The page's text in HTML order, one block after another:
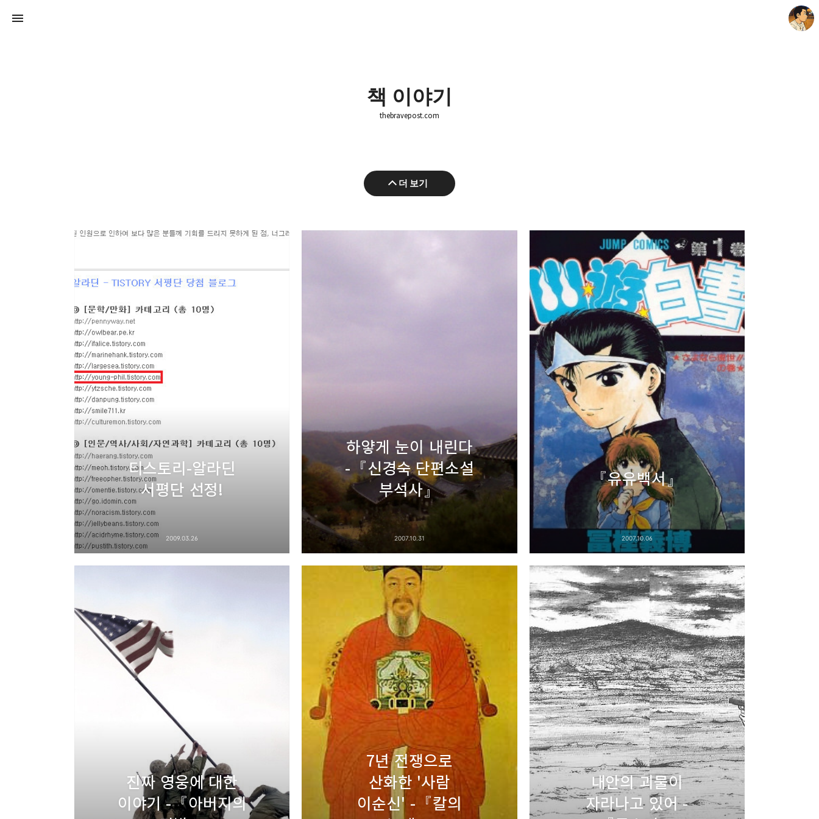
책 이야기
thebravepost.com
더 보기
티스토리-알라딘
서평단 선정!
2009.03.26
하얗게 눈이 내린다
-『신경숙 단편소설
부석사』
2007.10.31
『유유백서』
2007.10.06
진짜 영웅에 대한
이야기 -『아버지의
7년 전쟁으로
산화한 '사람
이순신' -『칼의
내안의 괴물이
자라나고 있어 -